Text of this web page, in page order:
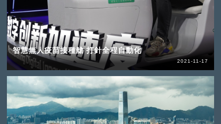
智慧無人疫苗接種艙 打針全程自動化
2021-11-17